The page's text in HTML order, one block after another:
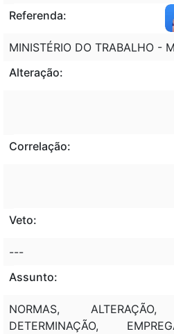
Referenda:
MINISTÉRIO DO TRABALHO -
Alteração:
Correlação:
Veto:
---
Assunto:
NORMAS,
DETERMINAÇÃO,